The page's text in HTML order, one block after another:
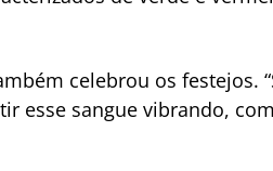
celebrou os festejos.
esse sangue vibrando,